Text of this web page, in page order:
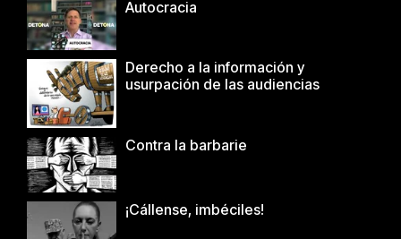
Autocracia
Derecho a la información y
usurpación de las audiencias
Contra la barbarie
¡Cállense, imbéciles!